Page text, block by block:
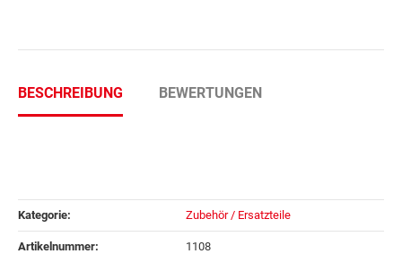
BESCHREIBUNG BEWERTUNGEN
Kategorie: Zubehör / Ersatzteile
Artikelnummer: 1108